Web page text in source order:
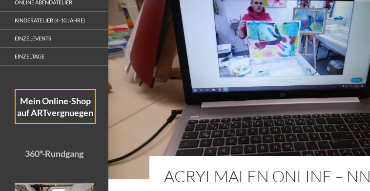
ACRYLMALEN ONLINE – NN
ONLINE ABENDATELIER
KINDERATELIER (4-10 JAHRE)
EINZELEVENTS
EINZELTAGE
Mein Online-Shop
auf ARTvergnuegen
360°-Rundgang